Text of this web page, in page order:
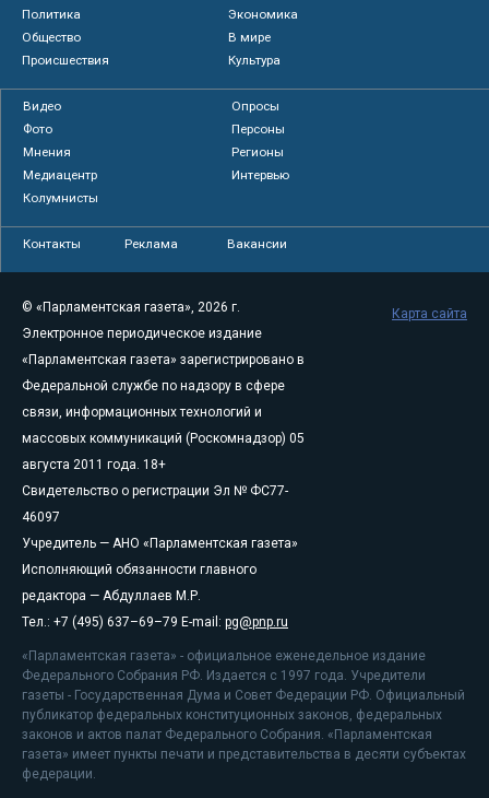
Политика
Экономика
Общество
В мире
Происшествия
Культура
Видео
Опросы
Фото
Персоны
Мнения
Регионы
Медиацентр
Интервью
Колумнисты
Контакты Реклама Вакансии
© «Парламентская газета», 2026 г.
Электронное периодическое издание
«Парламентская газета» зарегистрировано в
Федеральной службе по надзору в сфере
связи, информационных технологий и
массовых коммуникаций (Роскомнадзор) 05
августа 2011 года. 18+
Свидетельство о регистрации Эл № ФС77-
46097
Учредитель — АНО «Парламентская газета»
Исполняющий обязанности главного
редактора — Абдуллаев М.Р.
Тел.: +7 (495) 637–69–79 E-mail: pg@pnp.ru
«Парламентская газета» - официальное еженедельное издание
Федерального Собрания РФ. Издается с 1997 года. Учредители
газеты - Государственная Дума и Совет Федерации РФ. Официальный
публикатор федеральных конституционных законов, федеральных
законов и актов палат Федерального Собрания. «Парламентская
газета» имеет пункты печати и представительства в десяти субъектах
федерации.
Карта сайта